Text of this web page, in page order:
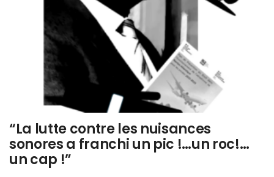
“La lutte contre les nuisances
sonores a franchi un pic !…un roc!…
un cap !”